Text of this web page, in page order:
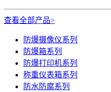
查看全部产品>
防爆摄像仪系列
防爆箱系列
防爆打印机系列
称重仪表箱系列
防水防腐系列